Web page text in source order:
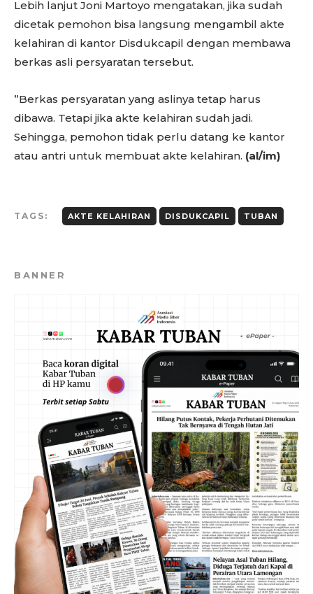
Lebih lanjut Joni Martoyo mengatakan, jika sudah
dicetak pemohon bisa langsung mengambil akte
kelahiran di kantor Disdukcapil dengan membawa
berkas asli persyaratan tersebut.
”Berkas persyaratan yang aslinya tetap harus
dibawa. Tetapi jika akte kelahiran sudah jadi.
Sehingga, pemohon tidak perlu datang ke kantor
atau antri untuk membuat akte kelahiran. (al/im)
TAGS: AKTE KELAHIRAN DISDUKCAPIL TUBAN
BANNER